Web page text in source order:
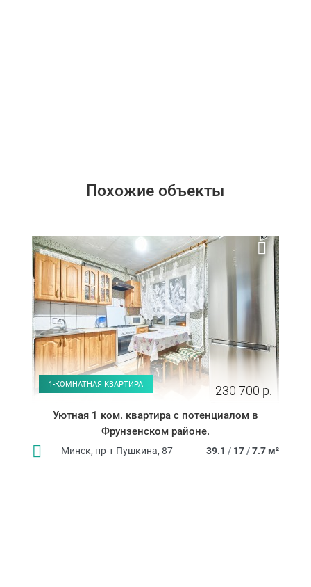
Похожие объекты
1-КОМНАТНАЯ КВАРТИРА 230 700 р.
Уютная 1 ком. квартира с потенциалом в
Фрунзенском районе.
Минск, пр-т Пушкина, 87 39.1 / 17/7.7 м²